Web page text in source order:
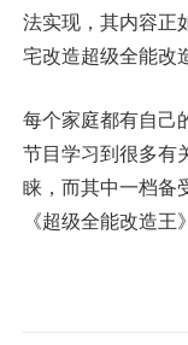
法实现，其内容正
宅改造超级全能改
每个家庭都有自己
节目学习到很多有
睐，而其中一档备
《超级全能改造王